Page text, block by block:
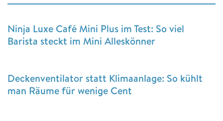
Ninja Luxe Café Mini Plus im Test: So viel
Barista steckt im Mini Alleskönner
Deckenventilator statt Klimaanlage: So kühlt
man Räume für wenige Cent